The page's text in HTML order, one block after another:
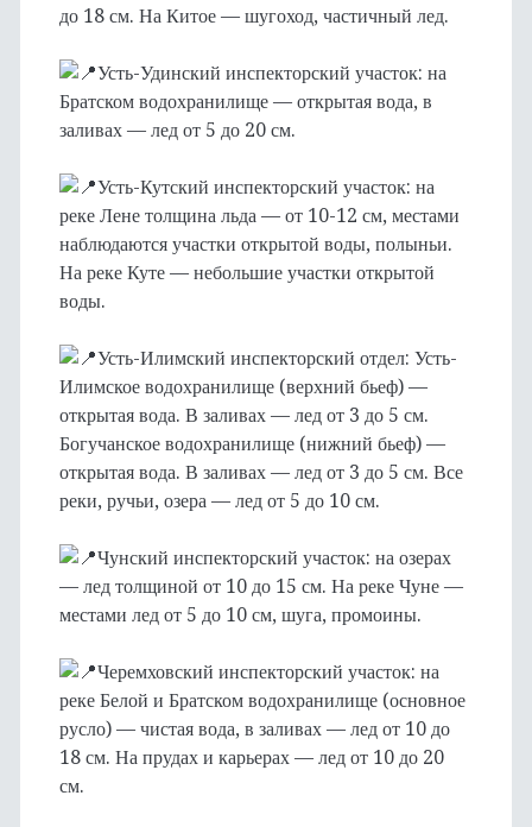
до 18 см. На Китое — шугоход, частичный лед.
Усть-Удинский инспекторский участок: на
Братском водохранилище — открытая вода, в
заливах — лед от 5 до 20 см.
Усть-Кутский инспекторский участок: на
реке Лене толщина льда — от 10-12 см, местами
наблюдаются участки открытой воды, полыньи.
На реке Куте — небольшие участки открытой
воды.
Усть-Илимский инспекторский отдел: Усть-
Илимское водохранилище (верхний бьеф) —
открытая вода. В заливах — лед от 3 до 5 см.
Богучанское водохранилище (нижний бьеф) —
открытая вода. В заливах — лед от 3 до 5 см. Все
реки, ручьи, озера — лед от 5 до 10 см.
Чунский инспекторский участок: на озерах
— лед толщиной от 10 до 15 см. На реке Чуне —
местами лед от 5 до 10 см, шуга, промоины.
Черемховский инспекторский участок: на
реке Белой и Братском водохранилище (основное
русло) — чистая вода, в заливах — лед от 10 до
18 см. На прудах и карьерах — лед от 10 до 20
см.